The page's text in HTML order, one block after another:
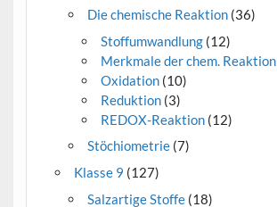
Die chemische Reaktion (36)
Stoffumwandlung (12)
Merkmale der chem. Reaktion
Oxidation (10)
Reduktion (3)
REDOX-Reaktion (12)
Stöchiometrie (7)
Klasse 9 (127)
Salzartige Stoffe (18)